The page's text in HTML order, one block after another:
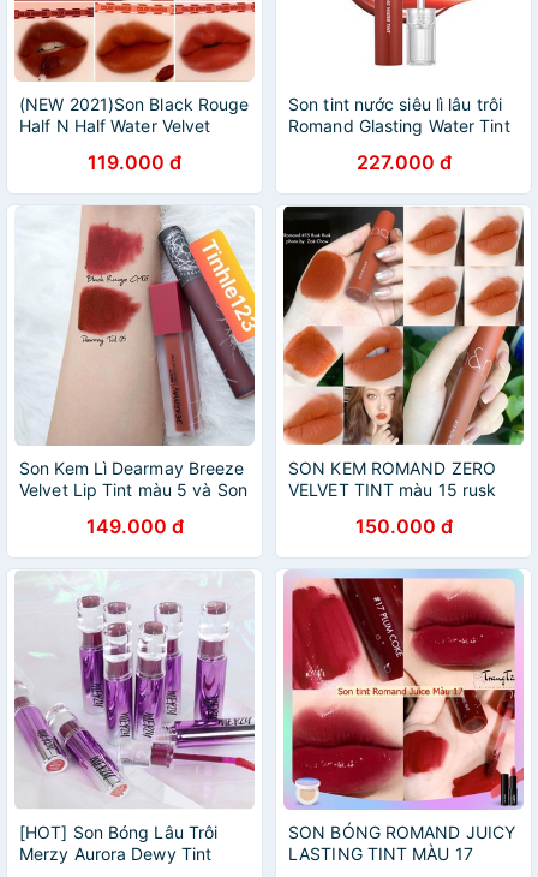
(NEW 2021)Son Black Rouge
Half N Half Water Velvet
119.000 đ
Son tint nước siêu lì lâu trôi
Romand Glasting Water Tint
227.000 đ
Son Kem Lì Dearmay Breeze
Velvet Lip Tint màu 5 và Son
Rouge màu 7149.000 đ
SON KEM ROMAND ZERO
VELVET TINT màu 15 rusk
150.000 đ
[HOT] Son Bóng Lâu Trôi
Merzy Aurora Dewy Tint
SON BÓNG ROMAND JUICY
LASTING TINT MÀU 17